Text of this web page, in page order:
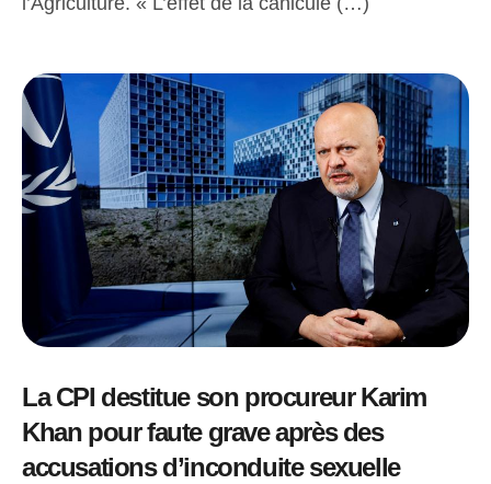
La CPI destitue son procureur Karim
Khan pour faute grave après des
accusations d’inconduite sexuelle